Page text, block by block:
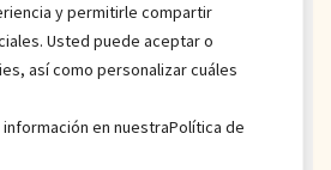
y permitirle compartir
Usted puede aceptar o
así como personalizar cuáles
en nuestraPolítica de